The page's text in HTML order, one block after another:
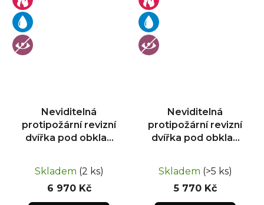
Neviditelná
protipožární revizní
dvířka pod obklad
Skladem (2 ks)
6 970 Kč
Neviditelná
protipožární revizní
dvířka pod obklad
Skladem (>5 ks)
5 770 Kč